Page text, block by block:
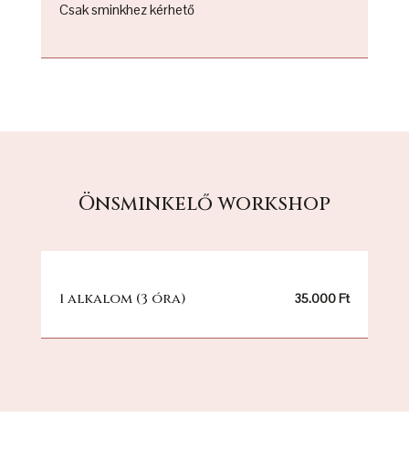
Csak sminkhez kérhető
Önsminkelő workshop
1 alkalom (3 óra) 35.000 Ft